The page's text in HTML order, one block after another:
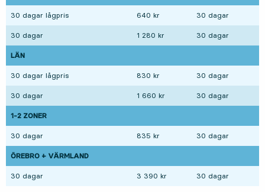
30 dagar lågpris 640 kr 30 dagar
30 dagar 1 280 kr 30 dagar
LÄN
30 dagar lågpris 830 kr 30 dagar
30 dagar 1 660 kr 30 dagar
1-2 ZONER
30 dagar 835 kr 30 dagar
ÖREBRO + VÄRMLAND
30 dagar 3 390 kr 30 dagar